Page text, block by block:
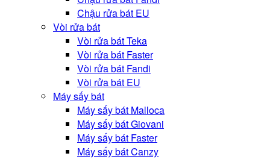
Chậu rửa bát EU
Vòi rửa bát
Vòi rửa bát Teka
Vòi rửa bát Faster
Vòi rửa bát Fandi
Vòi rửa bát EU
Máy sấy bát
Máy sấy bát Malloca
Máy sấy bát Giovani
Máy sấy bát Faster
Máy sấy bát Canzy